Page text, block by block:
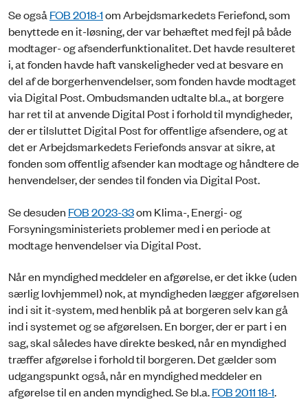
Se også FOB 2018-1om Arbejdsmarkedets Feriefond, som
benyttede en it-løsning, der var behæftet med fejl på både
modtager- og afsenderfunktionalitet. Det havde resulteret
i, at fonden havde haft vanskeligheder ved at besvare en
del af de borgerhenvendelser, som fonden havde modtaget
via Digital Post. Ombudsmanden udtalte bl.a., at borgere
har ret til at anvende Digital Post i forhold til myndigheder,
der er tilsluttet Digital Post for offentlige afsendere, og at
det er Arbejdsmarkedets Feriefonds ansvar at sikre, at
fonden som offentlig afsender kan modtage og håndtere de
henvendelser, der sendes til fonden via Digital Post.
Se desuden FOB 2023-33om Klima-, Energi- og
Forsyningsministeriets problemer med i en periode at
modtage henvendelser via Digital Post.
Når en myndighed meddeler en afgørelse, er det ikke (uden
særlig lovhjemmel) nok, at myndigheden lægger afgørelsen
ind i sit it-system, med henblik på at borgeren selv kan gå
ind i systemet og se afgørelsen. En borger, der er part i en
sag, skal således have direkte besked, når en myndighed
træffer afgørelse i forhold til borgeren. Det gælder som
udgangspunkt også, når en myndighed meddeler en
afgørelse til en anden myndighed. Se bl.a.FOB 2011 18-1.